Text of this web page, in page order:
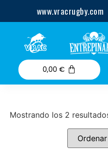
www.vracrugby.com
0,00 €
Mostrando los 2